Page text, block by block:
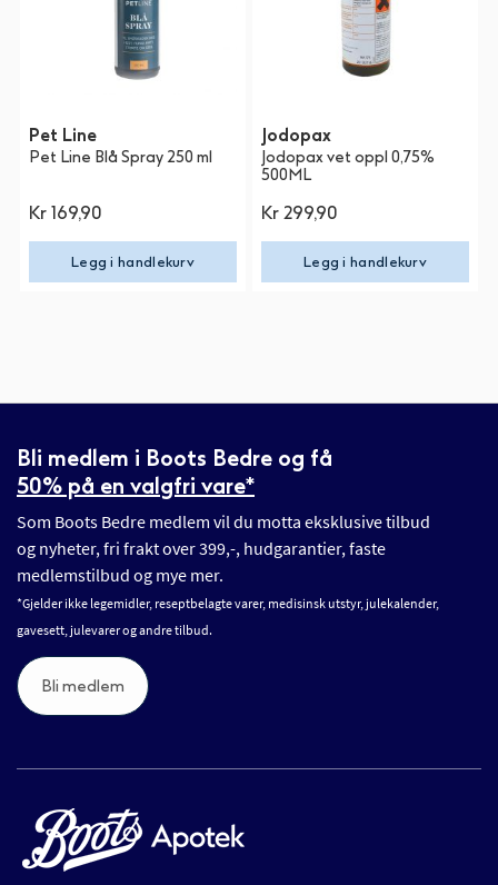
Pet Line
Pet Line Blå Spray 250 ml
Kr 169,90
Legg i handlekurv
Jodopax
Jodopax vet oppl 0,75%
500ML
Kr 299,90
Legg i handlekurv
Bli medlem i Boots Bedre og få
50% på en valgfri vare*
Som Boots Bedre medlem vil du motta eksklusive tilbud
og nyheter, fri frakt over 399,-, hudgarantier, faste
medlemstilbud og mye mer.
*Gjelder ikke legemidler, reseptbelagte varer, medisinsk utstyr, julekalender,
gavesett, julevarer og andre tilbud.
Bli medlem